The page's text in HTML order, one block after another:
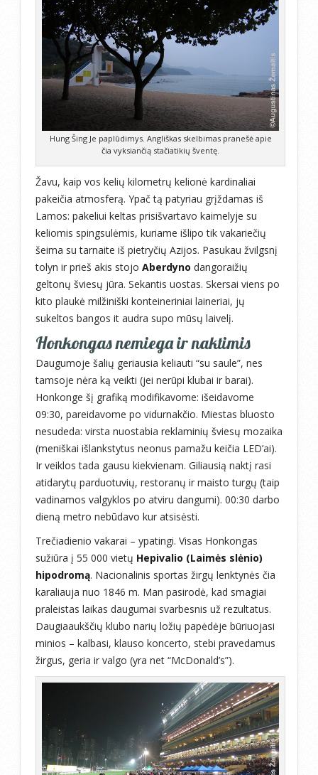
Hung Šing Je paplūdimys. Angliškas skelbimas pranešė apie
čia vyksiančią stačiatikių šventę.
Žavu, kaip vos kelių kilometrų kelionė kardinaliai
pakeičia atmosferą. Ypač tą patyriau grįždamas iš
Lamos: pakeliui keltas prisišvartavo kaimelyje su
keliomis spingsulėmis, kuriame išlipo tik vakariečių
šeima su tarnaite iš pietryčių Azijos. Pasukau žvilgsnį
tolyn ir prieš akis stojo Aberdyno dangoraižių
geltonų šviesų jūra. Sekantis uostas. Skersai viens po
kito plaukė milžiniški konteineriniai laineriai, jų
sukeltos bangos it audra supo mūsų laivelį.
Honkongas nemiega ir naktimis
Daugumoje šalių geriausia keliauti “su saule”, nes
tamsoje nėra ką veikti (jei nerūpi klubai ir barai).
Honkonge šį grafiką modifikavome: išeidavome
09:30, pareidavome po vidurnakčio. Miestas bluosto
nesudeda: virsta nuostabia reklaminių šviesų mozaika
(meniškai išlankstytus neonus pamažu keičia LED’ai).
Ir veiklos tada gausu kiekvienam. Giliausią naktį rasi
atidarytų parduotuvių, restoranų ir maisto turgų (taip
vadinamos valgyklos po atviru dangumi). 00:30 darbo
dieną metro nebūdavo kur atsisėsti.
Trečiadienio vakarai – ypatingi. Visas Honkongas
sužiūra į 55 000 vietų Hepivalio (Laimės slėnio)
hipodromą. Nacionalinis sportas žirgų lenktynės čia
karaliauja nuo 1846 m. Man pasirodė, kad smagiai
praleistas laikas daugumai svarbesnis už rezultatus.
Daugiaaukščių klubo narių ložių papėdėje būriuojasi
minios – kalbasi, klauso koncerto, stebi pravedamus
žirgus, geria ir valgo (yra net “McDonald’s”).